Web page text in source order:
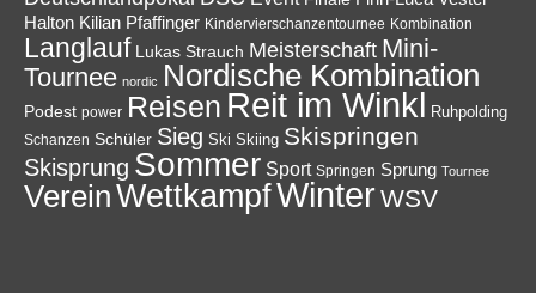
Halton Kilian Pfaffinger Kindervierschanzentournee Kombination
Langlauf Lukas Strauch Meisterschaft Mini-
Tournee nordic Nordische Kombination
Podest power Reisen Reit im Winkl Ruhpolding
Schanzen Schüler Sieg Ski Skiing Skispringen
Skisprung Sommer Sport Springen Sprung Tournee
VereinWettkampfWinterWSV